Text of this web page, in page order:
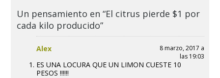
Un pensamiento en “El citrus pierde $1 por
cada kilo producido”
Alex
8 marzo, 2017 a
las 19:03
ES UNA LOCURA QUE UN LIMON CUESTE 10
PESOS !!!!!!